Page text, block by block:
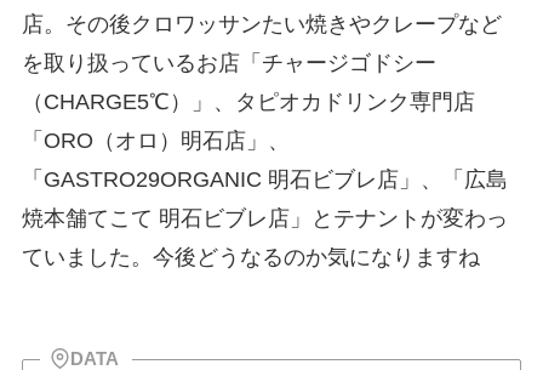
店。その後クロワッサンたい焼きやクレープなど
を取り扱っているお店「チャージゴドシー
（CHARGE5℃）」、タピオカドリンク専門店
「ORO（オロ）明石店」、
「GASTRO29ORGANIC 明石ビブレ店」、「広島
焼本舗てこて 明石ビブレ店」とテナントが変わっ
ていました。今後どうなるのか気になりますね
DATA